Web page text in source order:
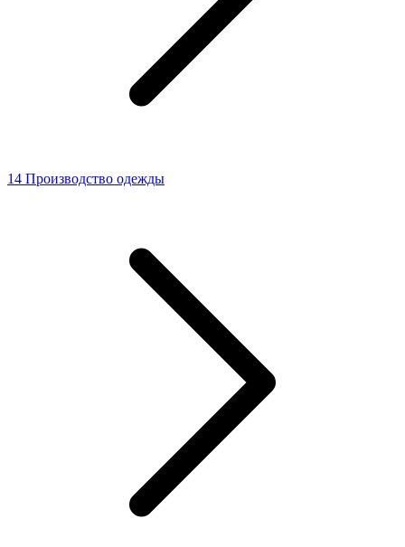
14 Производство одежды